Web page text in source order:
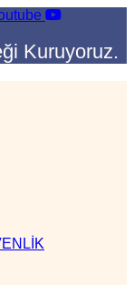
Kuruyoruz.